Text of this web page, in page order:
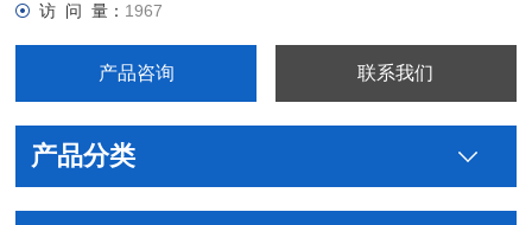
访 问 量： 1967
产品咨询 联系我们
产品分类